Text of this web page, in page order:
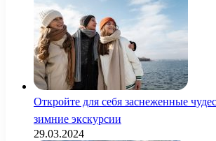
Откройте для себя заснеженные
зимние экскурсии
29.03.2024